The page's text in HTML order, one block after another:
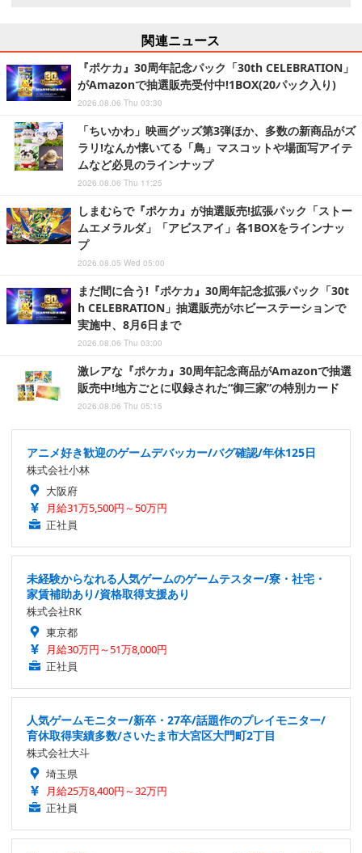
関連ニュース
『ポケカ』30周年記念パック「30th CELEBRATION」
がAmazonで抽選販売受付中!1BOX(20パック入り)
2026.08.06 Thu 03:30
「ちいかわ」映画グッズ第3弾ほか、多数の新商品がズ
ラリ!なんか懐いてる「鳥」マスコットや場面写アイテ
ムなど必見のラインナップ
2026.08.06 Thu 11:25
しまむらで『ポケカ』が抽選販売!拡張パック「ストー
ムエメラルダ」「アビスアイ」各1BOXをラインナッ
プ
2026.08.05 Wed 05:00
まだ間に合う!『ポケカ』30周年記念拡張パック「30t
h CELEBRATION」抽選販売がホビーステーションで
実施中、8月6日まで
2026.08.06 Thu 03:00
激レアな『ポケカ』30周年記念商品がAmazonで抽選
販売中!地方ごとに収録された“御三家”の特別カード
2026.08.06 Thu 05:15
アニメ好き歓迎のゲームデバッカー/バグ確認/年休125日
株式会社小林
大阪府
月給31万5,500円～50万円
正社員
未経験からなれる人気ゲームのゲームテスター/寮・社宅・
家賃補助あり/資格取得支援あり
株式会社RK
東京都
月給30万円～51万8,000円
正社員
人気ゲームモニター/新卒・27卒/話題作のプレイモニター/
育休取得実績多数/さいたま市大宮区大門町2丁目
株式会社大斗
埼玉県
月給25万8,400円～32万円
正社員